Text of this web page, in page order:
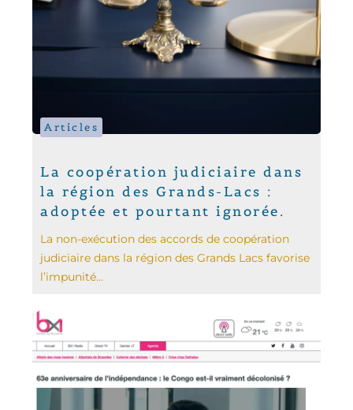
Articles
La coopération judiciaire dans
la région des Grands-Lacs :
adoptée et pourtant ignorée.
La non-exécution des accords de coopération
judiciaire dans la région des Grands Lacs favorise
l’impunité...